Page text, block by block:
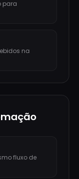
para
na
fluxo de